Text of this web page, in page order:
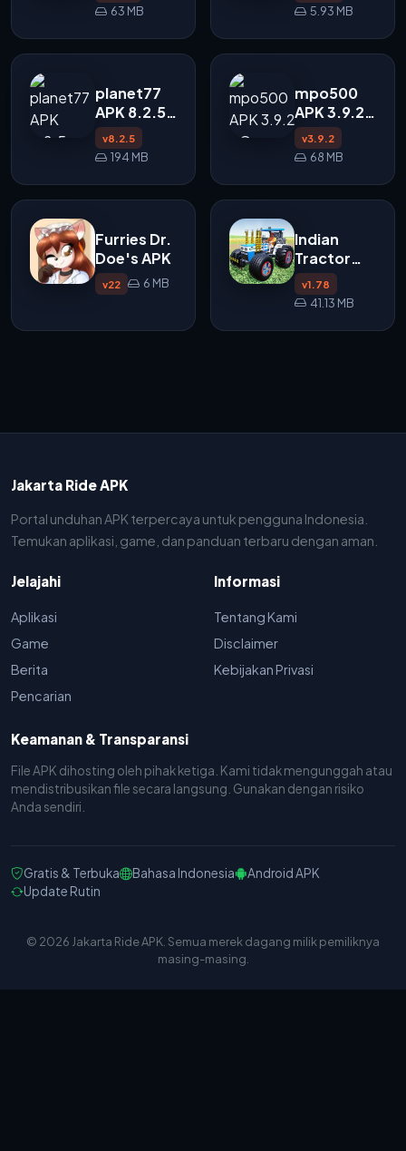
63 MB 5.93 MB
planet77
APK 8.2.5:
Slot Online
Seru
Gameplay
v8.2.5
194 MB
mpo500
APK 3.9.2 -
Game Slot
Seru
Gameplay
v3.9.2
68 MB
Furries Dr.
Doe's APK
v22 6 MB
Indian
Tractor
Pro
Simulation
v1.78
41.13 MB
Jakarta Ride APK
Portal unduhan APK terpercaya untuk pengguna Indonesia.
Temukan aplikasi, game, dan panduan terbaru dengan aman.
Jelajahi
Aplikasi
Game
Berita
Pencarian
Informasi
Tentang Kami
Disclaimer
Kebijakan Privasi
Keamanan & Transparansi
File APK dihosting oleh pihak ketiga. Kami tidak mengunggah atau
mendistribusikan file secara langsung. Gunakan dengan risiko
Anda sendiri.
Gratis & Terbuka Bahasa Indonesia
Android APK
Update Rutin
© 2026 Jakarta Ride APK. Semua merek dagang milik pemiliknya
masing-masing.